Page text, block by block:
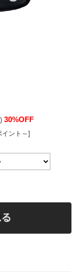
30%OFF
イント～]